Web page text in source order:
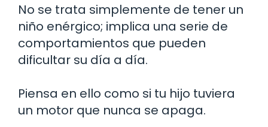
No se trata simplemente de tener un
niño enérgico; implica una serie de
comportamientos que pueden
dificultar su día a día.
Piensa en ello como si tu hijo tuviera
un motor que nunca se apaga.